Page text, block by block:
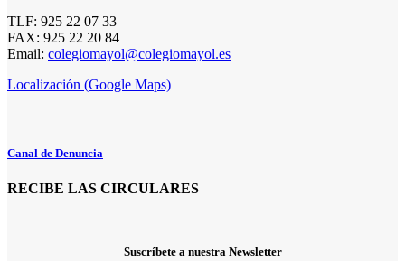
TLF: 925 22 07 33
FAX: 925 22 20 84
Email: colegiomayol@colegiomayol.es
Localización (Google Maps)
Canal de Denuncia
RECIBE LAS CIRCULARES
Suscríbete a nuestra Newsletter